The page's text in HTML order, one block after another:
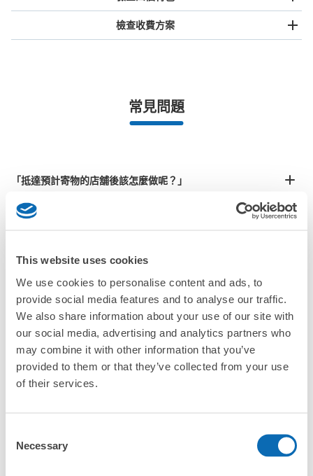
This website uses cookies
We use cookies to personalise content and ads, to
provide social media features and to analyse our traffic.
We also share information about your use of our site with
our social media, advertising and analytics partners who
may combine it with other information that you’ve
provided to them or that they’ve collected from your use
of their services.
Selection
Necessary
事先用手機預約
指定的日期和時間
工作人員拍完行李照片後
即完成寄存手續
全國有1,000家以上合作店鋪
許多地點佳/條件優的店鋪
我們與許多地點方便的車站內店舖以及24小時營業的店鋪合作。
檢查收費方案
最長邊未滿45cm的行李（小型背包、手提包、手提行李
¥800/日
最長邊45cm以上的行李（行李箱、樂器、嬰兒車等）
常見問題
「抵達預計寄物的店舖後該怎麼做呢？」
「蒲取站的ecbo cloak服務費用？」
「行李會不會不見或被偷？」
「有無法接受寄存的物品嗎？」
「取回行李時，該怎麼做呢？」
「行李會保管在哪裡呢？」
「蒲取站哪裡可以寄存行李？」